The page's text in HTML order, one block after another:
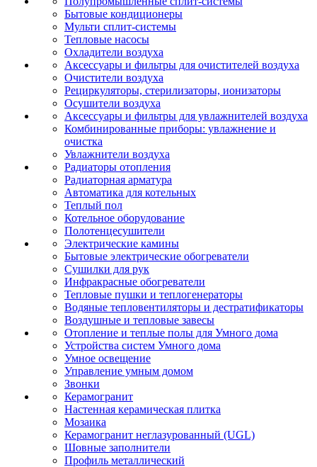
Бытовые кондиционеры
Мульти сплит-системы
Тепловые насосы
Охладители воздуха
Аксессуары и фильтры для очистителей воздуха
Очистители воздуха
Рециркуляторы, стерилизаторы, ионизаторы
Осушители воздуха
Аксессуары и фильтры для увлажнителей воздуха
Комбинированные приборы: увлажнение и
очистка
Увлажнители воздуха
Радиаторы отопления
Радиаторная арматура
Автоматика для котельных
Теплый пол
Котельное оборудование
Полотенцесушители
Электрические камины
Бытовые электрические обогреватели
Сушилки для рук
Инфракрасные обогреватели
Тепловые пушки и теплогенераторы
Водяные тепловентиляторы и дестратификаторы
Воздушные и тепловые завесы
Отопление и теплые полы для Умного дома
Устройства систем Умного дома
Умное освещение
Управление умным домом
Звонки
Керамогранит
Настенная керамическая плитка
Мозаика
Керамогранит неглазурованный (UGL)
Шовные заполнители
Профиль металлический